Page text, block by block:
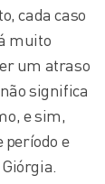
cada caso
muito
um atraso
significa
e sim,
período e